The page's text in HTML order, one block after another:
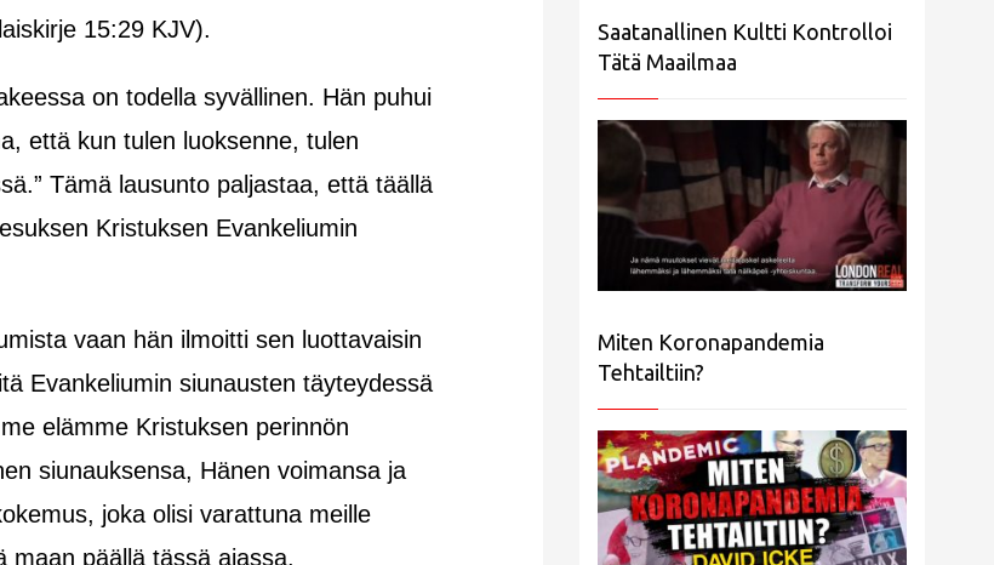
15:29 KJV).
on todella syvällinen. Hän puhui
että kun tulen luoksenne, tulen
Tämä lausunto paljastaa, että täällä
Kristuksen Evankeliumin
vaan hän ilmoitti sen luottavaisin
Evankeliumin siunausten täyteydessä
elämme Kristuksen perinnön
siunauksensa, Hänen voimansa ja
joka olisi varattuna meille
maan päällä tässä ajassa.
Saatanallinen Kultti Kontrolloi
Tätä Maailmaa
Miten Koronapandemia
Tehtailtiin?